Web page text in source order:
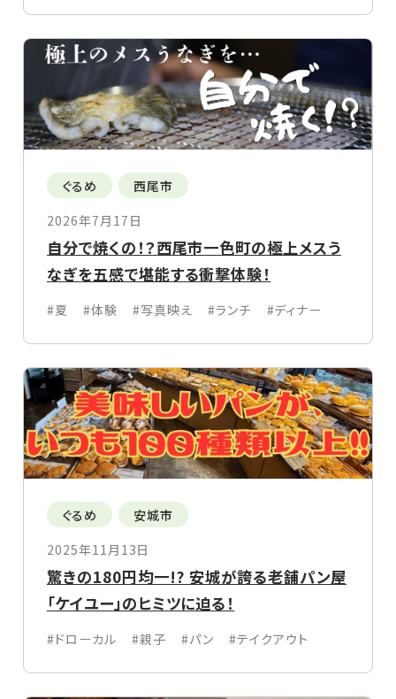
ぐるめ
西尾市
2026年7月17日
自分で焼くの！？西尾市一色町の極上メスう
なぎを五感で堪能する衝撃体験！
#夏 #体験 #写真映え #ランチ #ディナー
ぐるめ
安城市
2025年11月13日
驚きの180円均一!? 安城が誇る老舗パン屋
「ケイユー」のヒミツに迫る！
#ドローカル #親子 #パン #テイクアウト